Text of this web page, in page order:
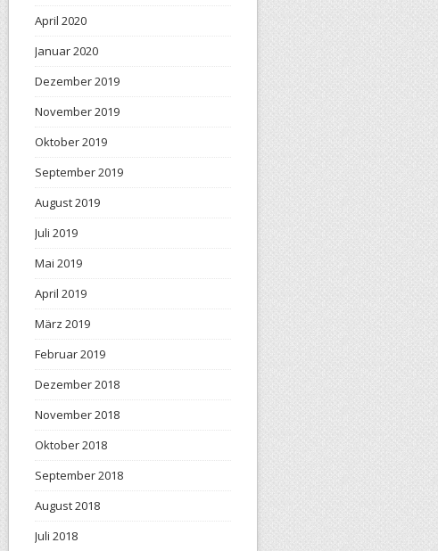
April 2020
Januar 2020
Dezember 2019
November 2019
Oktober 2019
September 2019
August 2019
Juli 2019
Mai 2019
April 2019
März 2019
Februar 2019
Dezember 2018
November 2018
Oktober 2018
September 2018
August 2018
Juli 2018